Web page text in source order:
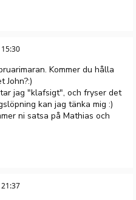
Kommer du hålla
John?:)
jag "klafsigt", och fryser det
kan jag tänka mig :)
ni satsa på Mathias och